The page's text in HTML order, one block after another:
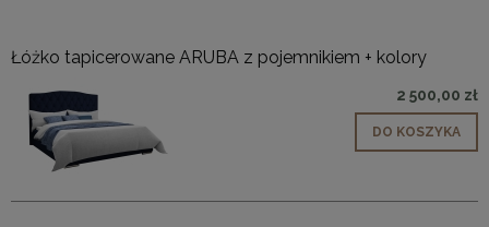
Łóżko tapicerowane ARUBA z pojemnikiem + kolory
2 500,00 zł
DO KOSZYKA